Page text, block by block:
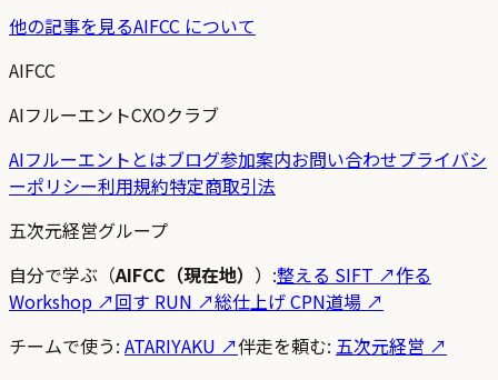
他の記事を見るAIFCC について
AIFCC
AIフルーエントCXOクラブ
AIフルーエントとはブログ参加案内お問い合わせプライバシ
ーポリシー利用規約特定商取引法
五次元経営グループ
自分で学ぶ（AIFCC（現在地） ）:整える SIFT ↗作る
Workshop ↗回す RUN ↗総仕上げ CPN道場 ↗
チームで使う: ATARIYAKU ↗伴走を頼む: 五次元経営 ↗